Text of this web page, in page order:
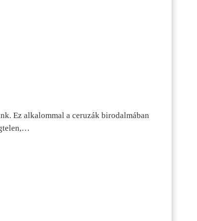
Ez alkalommal a ceruzák birodalmában